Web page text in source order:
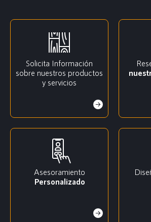
Solicita Información
sobre nuestros productos
y servicios
Asesoramiento
Personalizado